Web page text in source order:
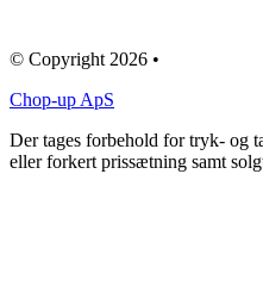
© Copyright 2026 •
Chop-up ApS
Der tages forbehold for tryk- og
eller forkert prissætning samt